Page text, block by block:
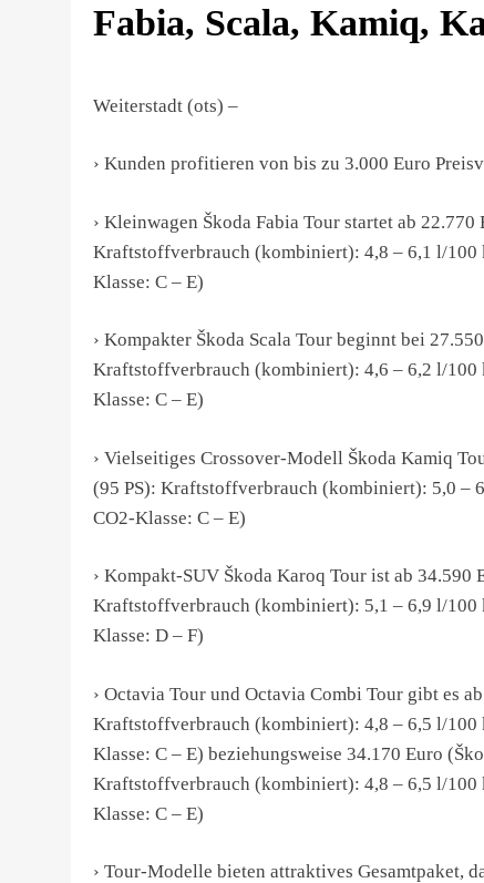
Fabia, Scala, Kamiq,
Weiterstadt (ots) –
› Kunden profitieren von bis zu 3.000 Euro
› Kleinwagen Škoda Fabia Tour startet ab
Kraftstoffverbrauch (kombiniert): 4,8 – 6,1 l/
Klasse: C – E)
› Kompakter Škoda Scala Tour beginnt bei
Kraftstoffverbrauch (kombiniert): 4,6 – 6,2 l/
Klasse: C – E)
› Vielseitiges Crossover-Modell Škoda Kamiq
(95 PS): Kraftstoffverbrauch (kombiniert): 5,0 –
CO2-Klasse: C – E)
› Kompakt-SUV Škoda Karoq Tour ist ab
Kraftstoffverbrauch (kombiniert): 5,1 – 6,9 l/100
Klasse: D – F)
› Octavia Tour und Octavia Combi Tour gibt es
Kraftstoffverbrauch (kombiniert): 4,8 – 6,5 l/
Klasse: C – E) beziehungsweise 34.170 Euro
Kraftstoffverbrauch (kombiniert): 4,8 – 6,5 l/
Klasse: C – E)
› Tour-Modelle bieten attraktives Gesamtpaket,